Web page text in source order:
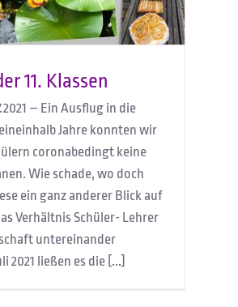
11. Klassen
– Ein Ausflug in die
Jahre konnten wir
coronabedingt keine
Wie schade, wo doch
ein ganz anderer Blick auf
Verhältnis Schüler- Lehrer
untereinander
2021 ließen es die [...]